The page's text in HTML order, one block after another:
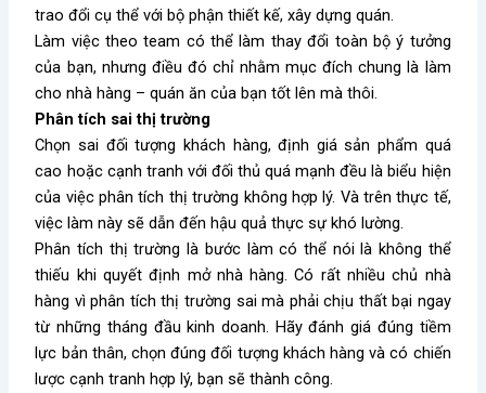
trao đổi cụ thể với bộ phận thiết kế, xây dựng quán.
Làm việc theo team có thể làm thay đổi toàn bộ ý tưởng
của bạn, nhưng điều đó chỉ nhằm mục đích chung là làm
cho nhà hàng – quán ăn của bạn tốt lên mà thôi.
Phân tích sai thị trường
Chọn sai đối tượng khách hàng, định giá sản phẩm quá
cao hoặc cạnh tranh với đối thủ quá mạnh đều là biểu hiện
của việc phân tích thị trường không hợp lý. Và trên thực tế,
việc làm này sẽ dẫn đến hậu quả thực sự khó lường.
Phân tích thị trường là bước làm có thể nói là không thể
thiếu khi quyết định mở nhà hàng. Có rất nhiều chủ nhà
hàng vì phân tích thị trường sai mà phải chịu thất bại ngay
từ những tháng đầu kinh doanh. Hãy đánh giá đúng tiềm
lực bản thân, chọn đúng đối tượng khách hàng và có chiến
lược cạnh tranh hợp lý, bạn sẽ thành công.